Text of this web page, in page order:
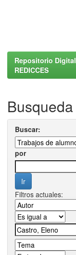
Repositorio
REDICCES
Busqueda
Buscar:
por
Filtros actuales: